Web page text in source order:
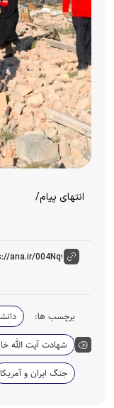
انتهای پیام/
برچسب ها:
شهادت آیت الله
جنگ ایران و آمریکا